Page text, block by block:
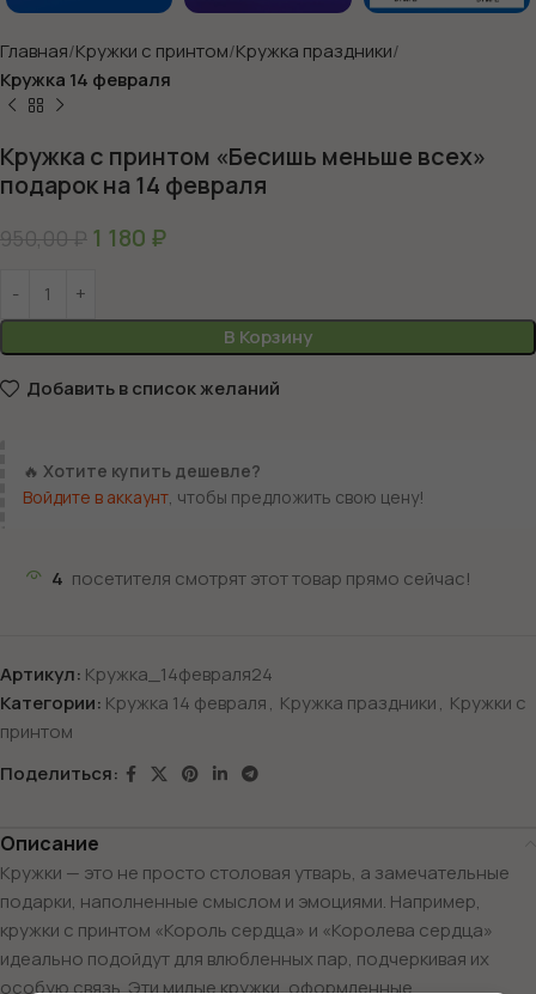
Главная Кружки с принтом Кружка праздники
Кружка 14 февраля
Кружка с принтом «Бесишь меньше всех»
подарок на 14 февраля
950,00₽ 1 180 ₽
В Корзину
Добавить в список желаний
🔥 Хотите купить дешевле?
Войдите в аккаунт , чтобы предложить свою цену!
4 посетителя смотрят этот товар прямо сейчас!
Артикул: Кружка_14февраля24
Категории: Кружка 14 февраля, Кружка праздники, Кружки с
принтом
Поделиться:
Описание
Кружки — это не просто столовая утварь, а замечательные
подарки, наполненные смыслом и эмоциями. Например,
кружки с принтом «Король сердца» и «Королева сердца»
идеально подойдут для влюбленных пар, подчеркивая их
особую связь. Эти милые кружки, оформленные